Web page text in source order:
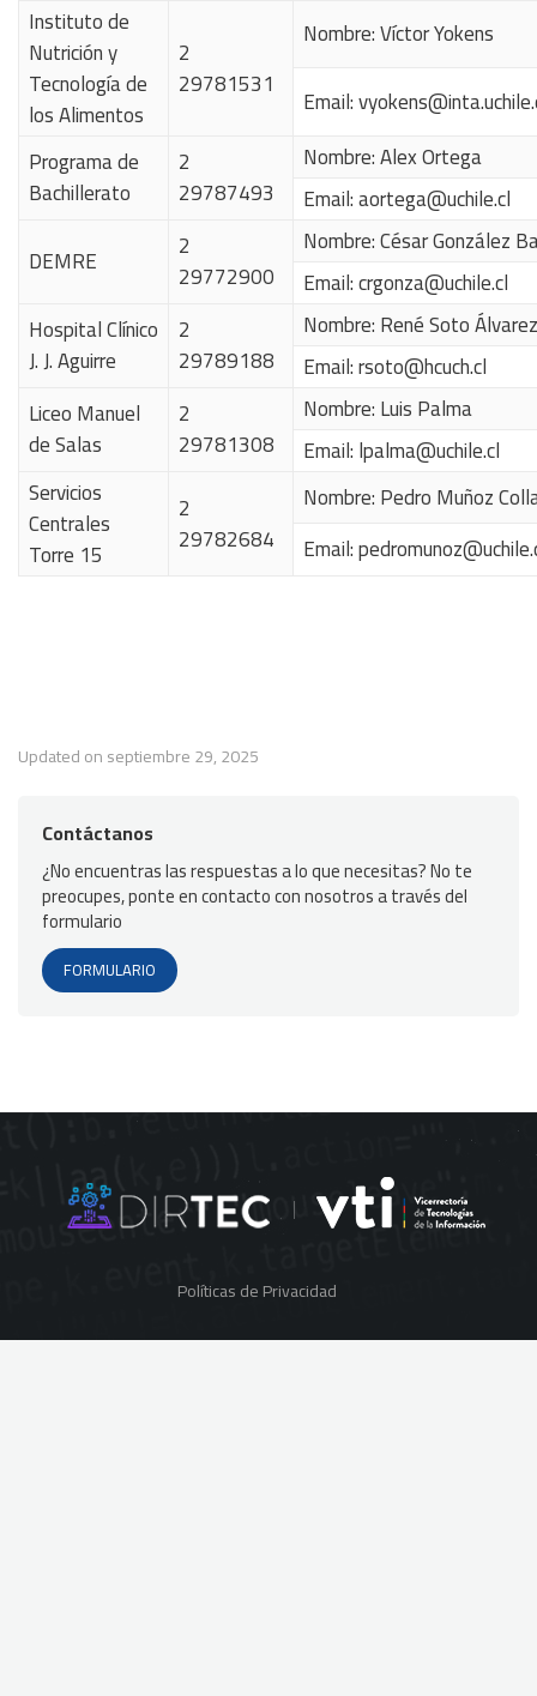
Instituto de
Nutrición y
Tecnología de
los Alimentos
2
29781531
Nombre: Víctor Yokens
Email:
Programa de
Bachillerato
2
29787493
Nombre: Alex Ortega
Email:aortega@uchile.cl
DEMRE
2
29772900
Nombre: César González
Email:crgonza@uchile.cl
Hospital Clínico
J. J. Aguirre
2
29789188
Nombre: René Soto Álvarez
Email:rsoto@hcuch.cl
Liceo Manuel
de Salas
2
29781308
Nombre: Luis Palma
Email:lpalma@uchile.cl
Servicios
Centrales
Torre 15
2
29782684
Nombre: Pedro Muñoz
Email:
Updated on septiembre 29, 2025
Contáctanos
¿No encuentras las respuestas a lo que necesitas? No te
preocupes, ponte en contacto con nosotros a través del
formulario
FORMULARIO
Políticas de Privacidad